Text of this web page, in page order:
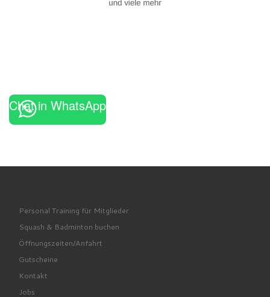
Chat in WhatsApp
Personal Training für Mitglieder
Squash & Badminton buchen
Öffnungszeiten/Anfahrt
Gutscheine
Kontakt
Jobs